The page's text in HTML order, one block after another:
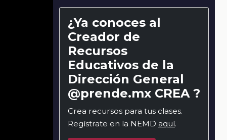
¿Ya conoces al
Creador de
Recursos
Educativos de la
Dirección General
@prende.mx CREA ?
Crea recursos para tus clases.
Regístrate en la NEMD aquí.